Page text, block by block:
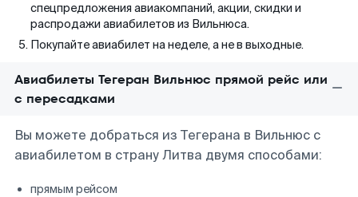
спецпредложения авиакомпаний, акции, скидки и
распродажи авиабилетов из Вильнюса.
Покупайте авиабилет на неделе, а не в выходные.
Авиабилеты Тегеран Вильнюс прямой рейс или
с пересадками
Вы можете добраться из Тегерана в Вильнюс с
авиабилетом в страну Литва двумя способами:
прямым рейсом